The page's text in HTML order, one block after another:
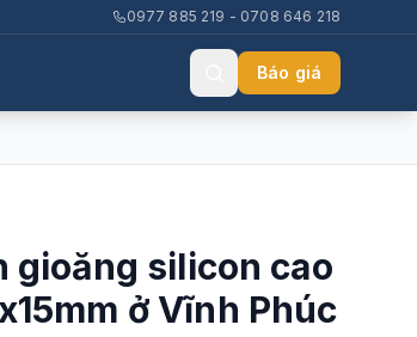
0977 885 219 - 0708 646 218
Báo giá
gioăng silicon cao
ở Vĩnh Phúc